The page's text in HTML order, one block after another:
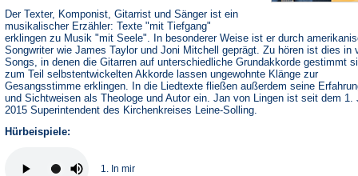
Der Texter, Komponist, Gitarrist und Sänger ist ein
musikalischer Erzähler: Texte "mit Tiefgang"
erklingen zu Musik "mit Seele". In besonderer Weise ist er durch
Songwriter wie James Taylor und Joni Mitchell geprägt. Zu hören ist dies in
Songs, in denen die Gitarren auf unterschiedliche Grundakkorde gestimmt
zum Teil selbstentwickelten Akkorde lassen ungewohnte Klänge zur
Gesangsstimme erklingen. In die Liedtexte fließen außerdem seine
und Sichtweisen als Theologe und Autor ein. Jan von Lingen ist seit dem 1.
2015 Superintendent des Kirchenkreises Leine-Solling.
Hürbeispiele:
1. In mir